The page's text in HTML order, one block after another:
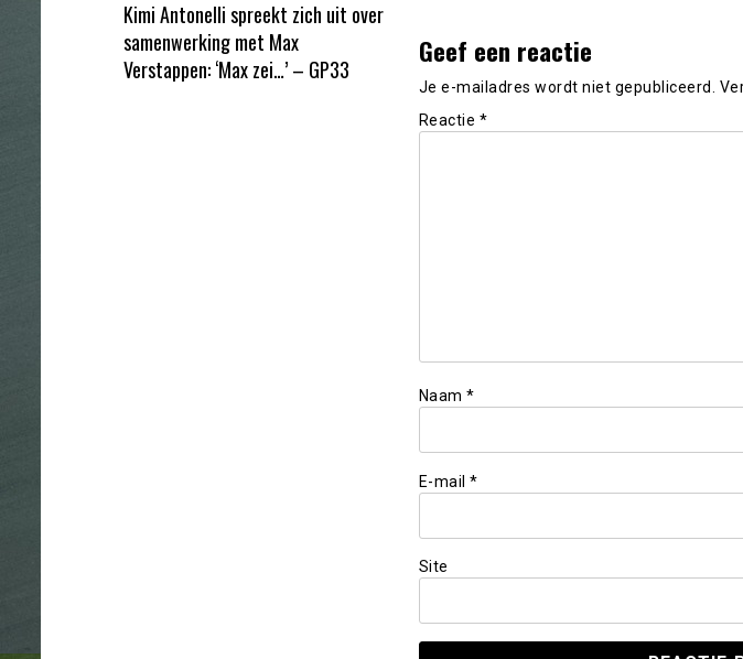
Geef een reactie
Je e-mailadres wordt niet gepubliceerd.
Reactie *
Naam *
E-mail *
Site
Kimi Antonelli spreekt zich uit over
samenwerking met Max
Verstappen: ‘Max zei…’ – GP33